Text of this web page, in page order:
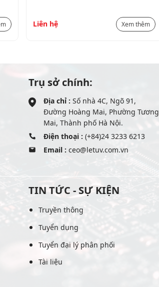
Liên hệ Xem thêm
Trụ sở chính:
Địa chỉ : Số nhà 4C, Ngõ 91,
Đường Hoàng Mai, Phường Tương
Mai, Thành phố Hà Nội.
Điện thoại : (+84)24 3233 6213
Email : ceo@letuv.com.vn
TIN TỨC - SỰ KIỆN
Truyền thông
Tuyển dụng
Tuyển đại lý phân phối
Tài liệu